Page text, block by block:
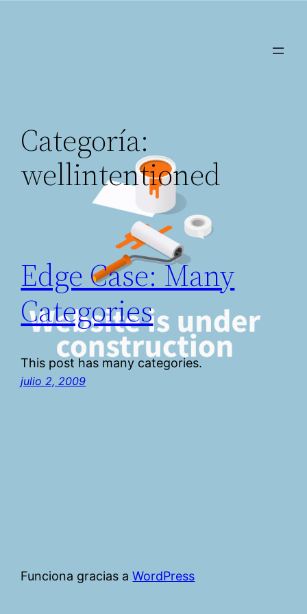
Categoría:
wellintentioned
Edge Case: Many
Categories
This post has many categories.
julio 2, 2009
Funciona gracias aWordPress